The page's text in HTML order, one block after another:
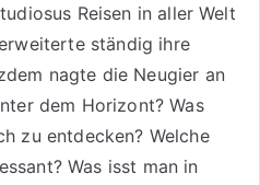
Reisen in aller Welt
ständig ihre
nagte die Neugier an
dem Horizont? Was
zu entdecken? Welche
Was isst man in